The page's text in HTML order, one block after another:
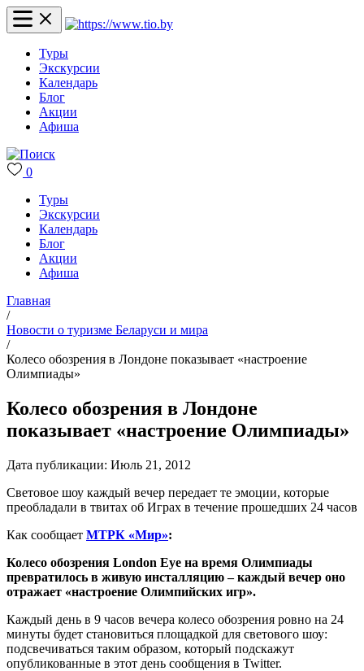
Туры
Экскурсии
Календарь
Блог
Акции
Афиша
0
Туры
Экскурсии
Календарь
Блог
Акции
Афиша
Главная
/
Новости о туризме Беларуси и мира
/
Колесо обозрения в Лондоне показывает «настроение
Олимпиады»
Колесо обозрения в Лондоне
показывает «настроение Олимпиады»
Дата публикации: Июль 21, 2012
Световое шоу каждый вечер передает те эмоции, которые
преобладали в твитах об Играх в течение прошедших 24 часов
Как сообщает МТРК «Мир»:
Колесо обозрения London Eye на время Олимпиады
превратилось в живую инсталляцию – каждый вечер оно
отражает «настроение Олимпийских игр».
Каждый день в 9 часов вечера колесо обозрения ровно на 24
минуты будет становиться площадкой для светового шоу:
подсвечиваться таким образом, который подскажут
опубликованные в этот день сообщения в Twitter.